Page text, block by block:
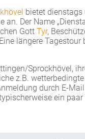
bietet
an. Der Name
Gott Tyr,
längere
Sprockhövel,
z.B.
durch E-
ein